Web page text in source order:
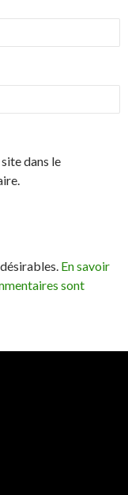
dans le
En savoir
sont